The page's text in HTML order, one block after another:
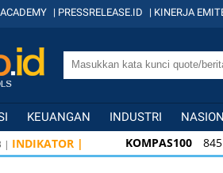
| PRESSRELEASE.ID | KINERJA
KEUANGAN INDUSTRI
| INDIKATOR | KOMPAS100
KOMPAS100